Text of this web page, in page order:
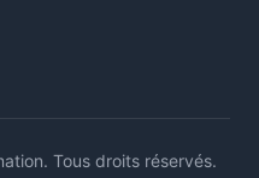
Tous droits réservés.